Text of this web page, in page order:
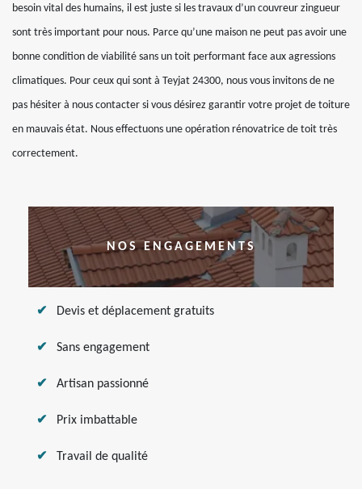
besoin vital des humains, il est juste si les travaux d’un couvreur zingueur
sont très important pour nous. Parce qu’une maison ne peut pas avoir une
bonne condition de viabilité sans un toit performant face aux agressions
climatiques. Pour ceux qui sont à Teyjat 24300, nous vous invitons de ne
pas hésiter à nous contacter si vous désirez garantir votre projet de toiture
en mauvais état. Nous effectuons une opération rénovatrice de toit très
correctement.
NOS ENGAGEMENTS
Devis et déplacement gratuits
Sans engagement
Artisan passionné
Prix imbattable
Travail de qualité